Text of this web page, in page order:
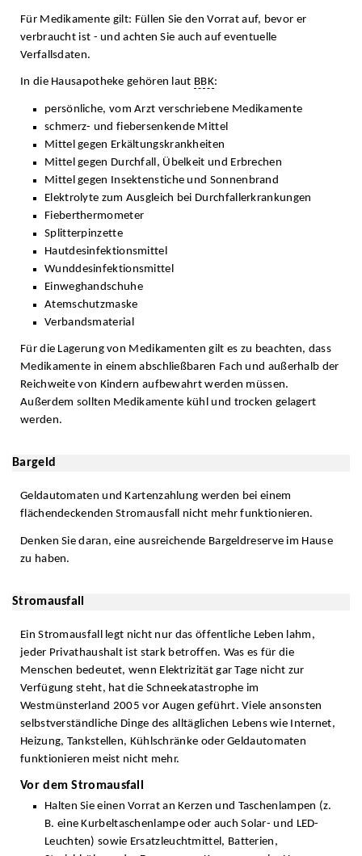
Für Medikamente gilt: Füllen Sie den Vorrat auf, bevor er
verbraucht ist - und achten Sie auch auf eventuelle
Verfallsdaten.
In die Hausapotheke gehören laut BBK:
persönliche, vom Arzt verschriebene Medikamente
schmerz- und fiebersenkende Mittel
Mittel gegen Erkältungskrankheiten
Mittel gegen Durchfall, Übelkeit und Erbrechen
Mittel gegen Insektenstiche und Sonnenbrand
Elektrolyte zum Ausgleich bei Durchfallerkrankungen
Fieberthermometer
Splitterpinzette
Hautdesinfektionsmittel
Wunddesinfektionsmittel
Einweghandschuhe
Atemschutzmaske
Verbandsmaterial
Für die Lagerung von Medikamenten gilt es zu beachten, dass
Medikamente in einem abschließbaren Fach und außerhalb der
Reichweite von Kindern aufbewahrt werden müssen.
Außerdem sollten Medikamente kühl und trocken gelagert
werden.
Bargeld
Geldautomaten und Kartenzahlung werden bei einem
flächendeckenden Stromausfall nicht mehr funktionieren.
Denken Sie daran, eine ausreichende Bargeldreserve im Hause
zu haben.
Stromausfall
Ein Stromausfall legt nicht nur das öffentliche Leben lahm,
jeder Privathaushalt ist stark betroffen. Was es für die
Menschen bedeutet, wenn Elektrizität gar Tage nicht zur
Verfügung steht, hat die Schneekatastrophe im
Westmünsterland 2005 vor Augen geführt. Viele ansonsten
selbstverständliche Dinge des alltäglichen Lebens wie Internet,
Heizung, Tankstellen, Kühlschränke oder Geldautomaten
funktionieren meist nicht mehr.
Vor dem Stromausfall
Halten Sie einen Vorrat an Kerzen und Taschenlampen (z.
B. eine Kurbeltaschenlampe oder auch Solar- und LED-
Leuchten) sowie Ersatzleuchtmittel, Batterien,